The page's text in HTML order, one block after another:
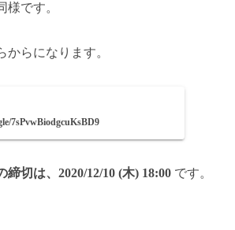
様です。
からになります。
7sPvwBiodgcuKsBD9
締切は、2020/12/10 (木) 18:00 です。